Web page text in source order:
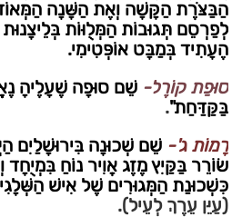
הַבַּצֹּרֶת הַקָּשָׁה וְאֶת הַשָּׁנָה
לְפַרְסֵם תְּגוּבוֹת הַמְּלֻוּוֹת
הֶעָתִיד בְּמַבָּט אוֹפְּטִימִי.
סוּפַת קוֹרֶל- שֵׁם סוּפָה שֶׁעָלֶיהָ
בַּקַּדַּחַת".
רָמוֹת ג'- שֵׁם שְׁכוּנָה בִּירוּשָׁלַיִם
שׂוֹרֵר בַּקַּיִץ מֶזֶג אֲוִיר נוֹחַ
כִּשְׁכוּנַת הַמְּגוּרִים שֶׁל אִישׁ
(עַיֵּן עֵרֶךְ לְעֵיל).